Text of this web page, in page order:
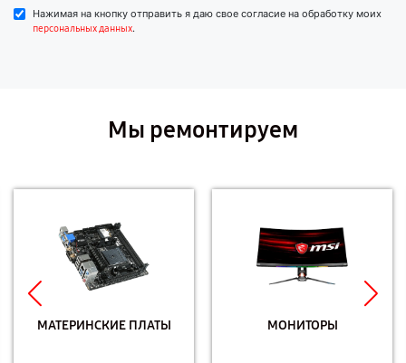
Нажимая на кнопку отправить я даю свое согласие на обработку моих
персональных данных.
Мы ремонтируем
МАТЕРИНСКИЕ ПЛАТЫ МОНИТОРЫ